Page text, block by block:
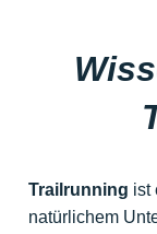
Trailrunning ist
natürlichem